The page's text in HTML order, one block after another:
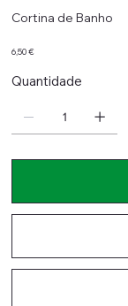
Cortina de Banho
Preço
6,50 €
Quantidade